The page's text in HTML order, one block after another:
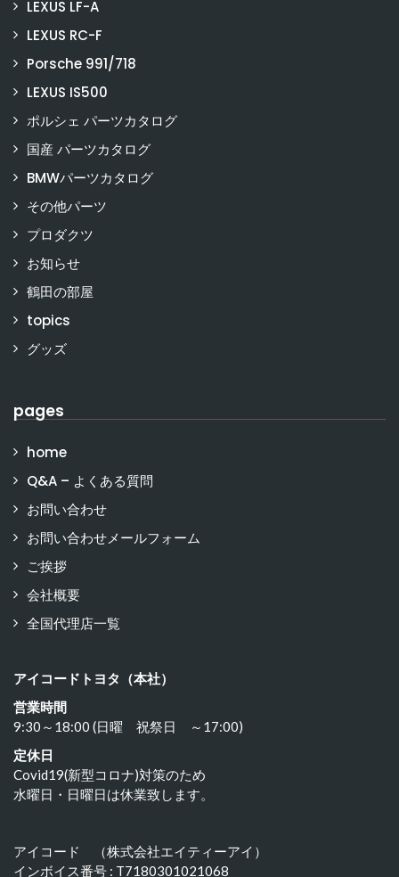
LEXUS LF-A
LEXUS RC-F
Porsche 991/718
LEXUS IS500
ポルシェ パーツカタログ
国産 パーツカタログ
BMWパーツカタログ
その他パーツ
プロダクツ
お知らせ
鶴田の部屋
topics
グッズ
pages
home
Q&A – よくある質問
お問い合わせ
お問い合わせメールフォーム
ご挨拶
会社概要
全国代理店一覧
アイコードトヨタ（本社）
営業時間
9:30～18:00 (日曜 祝祭日 ～17:00)
定休日
Covid19(新型コロナ)対策のため
水曜日・日曜日は休業致します。
アイコード （株式会社エイティーアイ）
インボイス番号 : T7180301021068